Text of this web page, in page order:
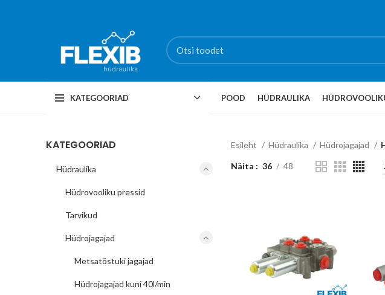
KATEGOORIAD POOD HÜDRAULIKA
KATEGOORIAD
Hüdraulika
Hüdrovooliku pressid
Tarvikud
Hüdrojagajad
Metsatõstuki jagajad
Hüdrojagajad kuni 40l/min
Esileht Hüdraulika Hüdrojagajad
Näita 36 48